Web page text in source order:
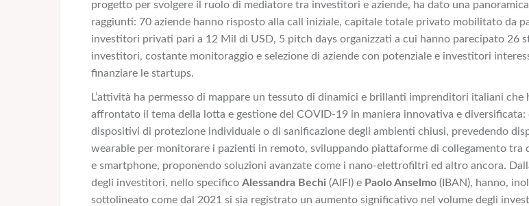
progetto per svolgere il ruolo di mediatore tra investitori e aziende, ha dato una
raggiunti: 70 aziende hanno risposto alla call iniziale, capitale totale privato mobilitato da
investitori privati pari a 12 Mil di USD, 5 pitch days organizzati a cui hanno parecipato 26
investitori, costante monitoraggio e selezione di aziende con potenziale e investitori
finanziare le startups.
L’attività ha permesso di mappare un tessuto di dinamici e brillanti imprenditori italiani che
affrontato il tema della lotta e gestione del COVID-19 in maniera innovativa e diversificata:
dispositivi di protezione individuale o di sanificazione degli ambienti chiusi, prevedendo
wearable per monitorare i pazienti in remoto, sviluppando piattaforme di collegamento tra
e smartphone, proponendo soluzioni avanzate come i nano-elettrofiltri ed altro ancora.
degli investitori, nello specifico Alessandra Bechi (AIFI) e Paolo Anselmo (IBAN), hanno,
sottolineato come dal 2021 si sia registrato un aumento significativo nel volume degli